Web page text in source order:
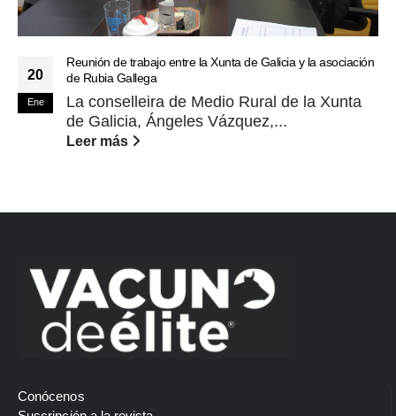
20
Ene
Reunión de trabajo entre la Xunta de Galicia y la asociación
de Rubia Gallega
La conselleira de Medio Rural de la Xunta
de Galicia, Ángeles Vázquez,...
Leer más
Conócenos